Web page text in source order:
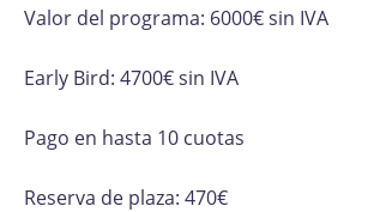
Valor del programa: 6000€ sin IVA
Early Bird: 4700€ sin IVA
Pago en hasta 10 cuotas
Reserva de plaza: 470€